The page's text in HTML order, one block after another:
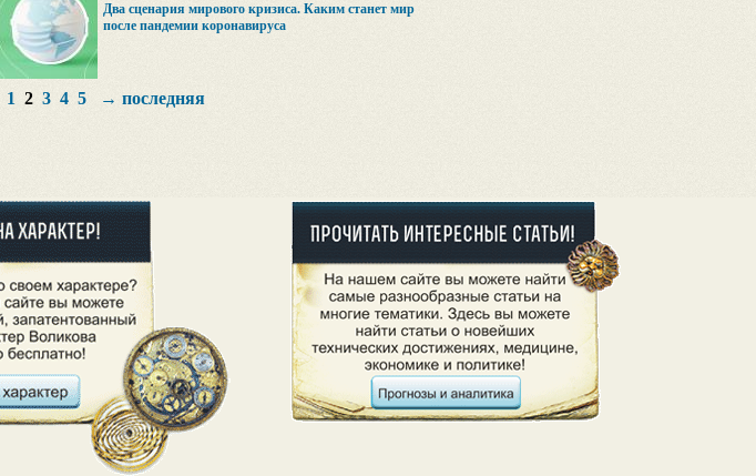
Два сценария мирового кризиса. Каким станет мир
после пандемии коронавируса
1 2 3 4 5 → последняя